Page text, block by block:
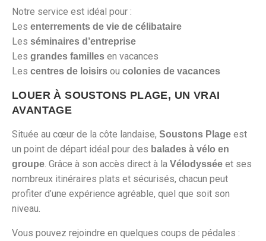
Notre service est idéal pour :
Les enterrements de vie de célibataire
Les séminaires d’entreprise
Les grandes familles en vacances
Les centres de loisirs ou colonies de vacances
LOUER À SOUSTONS PLAGE, UN VRAI
AVANTAGE
Située au cœur de la côte landaise, Soustons Plage est
un point de départ idéal pour des balades à vélo en
groupe. Grâce à son accès direct à la Vélodyssée et ses
nombreux itinéraires plats et sécurisés, chacun peut
profiter d’une expérience agréable, quel que soit son
niveau.
Vous pouvez rejoindre en quelques coups de pédales :